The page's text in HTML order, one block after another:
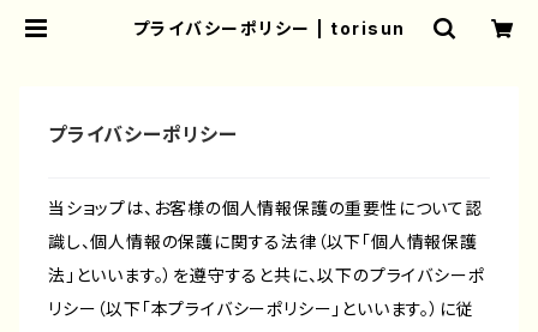
プライバシーポリシー | torisun
プライバシーポリシー
当ショップは、お客様の個人情報保護の重要性について認
識し、個人情報の保護に関する法律（以下「個人情報保護
法」といいます。）を遵守すると共に、以下のプライバシーポ
リシー（以下「本プライバシーポリシー」といいます。）に従